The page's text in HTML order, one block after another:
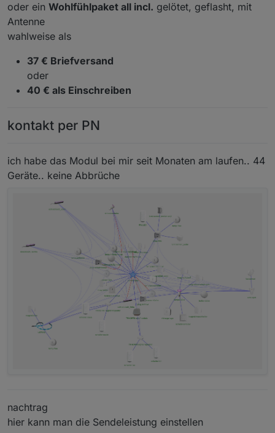
oder ein Wohlfühlpaket all incl. gelötet, geflasht, mit
Antenne
wahlweise als
37 € Briefversand
oder
40 € als Einschreiben
kontakt per PN
ich habe das Modul bei mir seit Monaten am laufen.. 44
Geräte.. keine Abbrüche
nachtrag
hier kann man die Sendeleistung einstellen